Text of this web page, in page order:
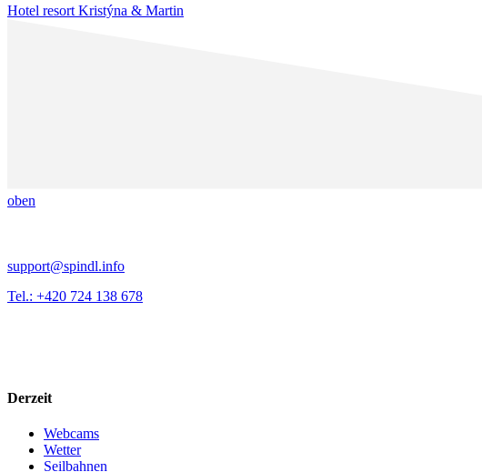
Hotel resort Kristýna & Martin
oben
support@spindl.info
Tel.: +420 724 138 678
Derzeit
Webcams
Wetter
Seilbahnen